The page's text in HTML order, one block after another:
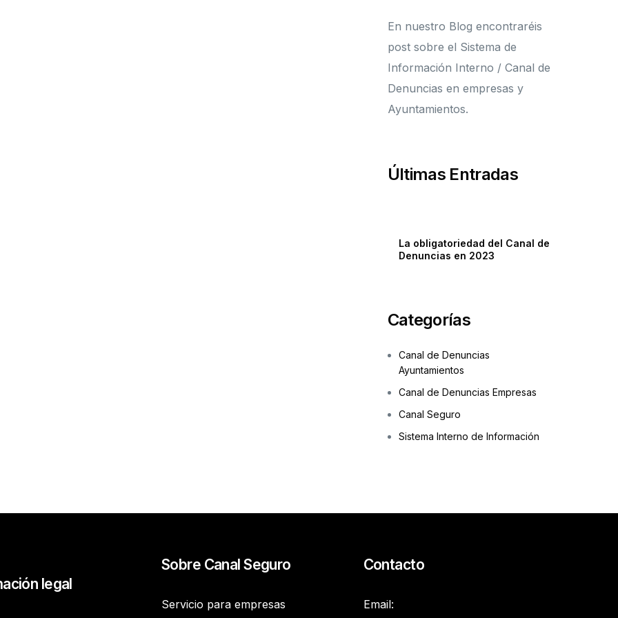
En nuestro Blog encontraréis
post sobre el Sistema de
Información Interno / Canal de
Denuncias en empresas y
Ayuntamientos.
Últimas Entradas
La obligatoriedad del Canal de
Denuncias en 2023
Categorías
Canal de Denuncias
Ayuntamientos
Canal de Denuncias Empresas
Canal Seguro
Sistema Interno de Información
legal
Sobre Canal Seguro
Servicio para empresas
Contacto
Email: